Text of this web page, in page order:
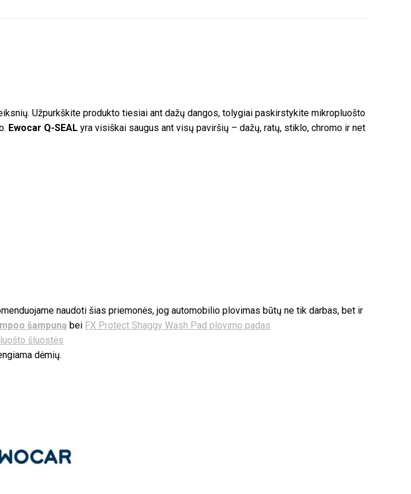
Užpurkškite produkto tiesiai ant dažų dangos, tolygiai paskirstykite mikropluošto
Ewocar Q-SEAL yra visiškai saugus ant visų paviršių – dažų, ratų, stiklo, chromo ir net
naudoti šias priemonės, jog automobilio plovimas būtų ne tik darbas, bet ir
šampuną bei FX Protect Shaggy Wash Pad plovimo padas
šluostės
dėmių.